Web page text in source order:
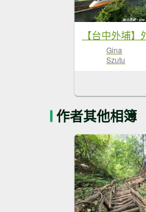
Gina
Szutu
作者其他相簿